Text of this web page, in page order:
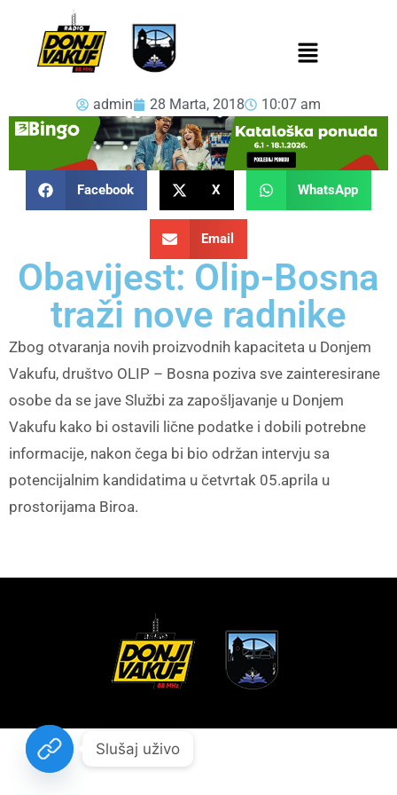
admin 28 Marta, 2018 10:07 am
Facebook X WhatsApp
Email
Obavijest: Olip-Bosna
traži nove radnike
Zbog otvaranja novih proizvodnih kapaciteta u Donjem
Vakufu, društvo OLIP – Bosna poziva sve zainteresirane
osobe da se jave Službi za zapošljavanje u Donjem
Vakufu kako bi ostavili lične podatke i dobili potrebne
informacije, nakon čega bi bio održan intervju sa
potencijalnim kandidatima u četvrtak 05.aprila u
prostorijama Biroa.
Slušaj uživo